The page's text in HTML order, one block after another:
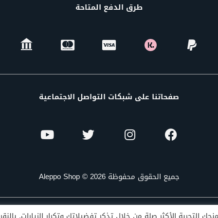
طرق الدفع المتاحة
صفحاتنا على شبكات التواصل الاجتماعية
جميع الحقوق محفوظة Aleppo Shop © 2026